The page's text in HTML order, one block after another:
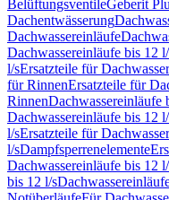
BelüftungsventileGeberit
Dachentwässerung
Dachwassereinläufe
Dachwassereinläufe bis 12
l/sErsatzteile für
für RinnenErsatzteile für
RinnenDachwassereinläufe
Dachwassereinläufe bis 12
l/sErsatzteile für
l/sDampfsperrenelemente
Dachwassereinläufe bis 12
bis 12 l/s